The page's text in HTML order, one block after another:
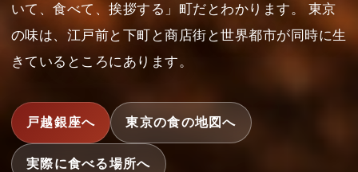
いて、食べて、挨拶する」町だとわかります。 東京
の味は、江戸前と下町と商店街と世界都市が同時に生
きているところにあります。
戸越銀座へ 東京の食の地図へ
実際に食べる場所へ